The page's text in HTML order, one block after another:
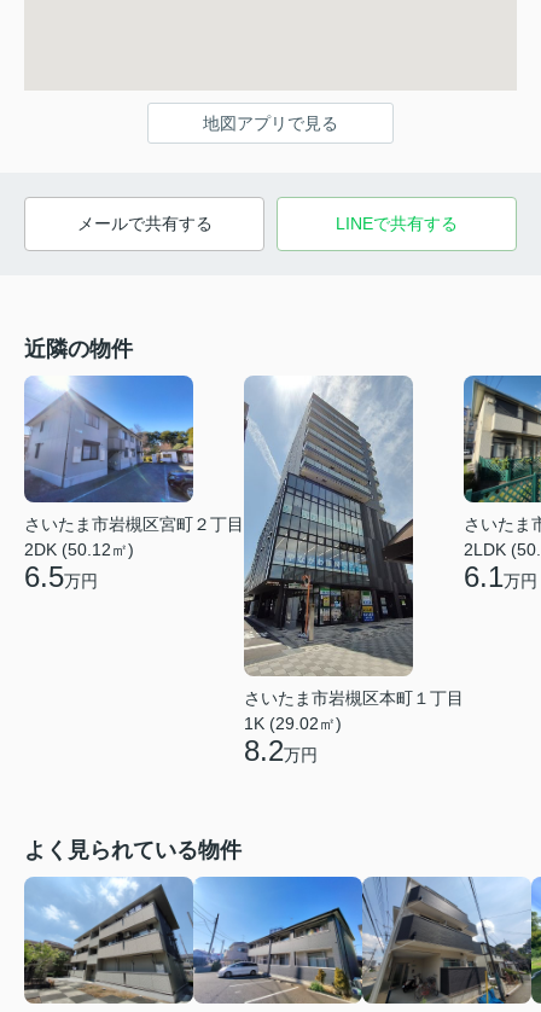
地図アプリで見る
メールで共有する LINEで共有する
近隣の物件
さいたま市岩槻区宮町２丁目
2DK (50.12㎡)
6.5万円
さいたま市岩槻区本町１丁目
1K (29.02㎡)
8.2万円
さいたま
2LDK
6.1万円
よく見られている物件